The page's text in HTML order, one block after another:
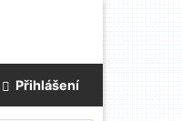
Přihlášení